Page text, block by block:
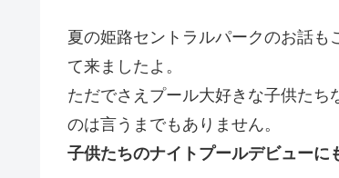
夏の姫路セントラルパークのお話も
て来ましたよ。
ただでさえプール大好きな子供た
のは言うまでもありません。
子供たちのナイトプールデビューに